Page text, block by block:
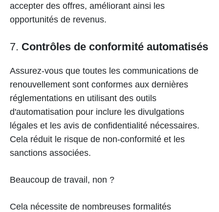
accepter des offres, améliorant ainsi les
opportunités de revenus.
7. Contrôles de conformité automatisés
Assurez-vous que toutes les communications de
renouvellement sont conformes aux dernières
réglementations en utilisant des outils
d'automatisation pour inclure les divulgations
légales et les avis de confidentialité nécessaires.
Cela réduit le risque de non-conformité et les
sanctions associées.
Beaucoup de travail, non ?
Cela nécessite de nombreuses formalités